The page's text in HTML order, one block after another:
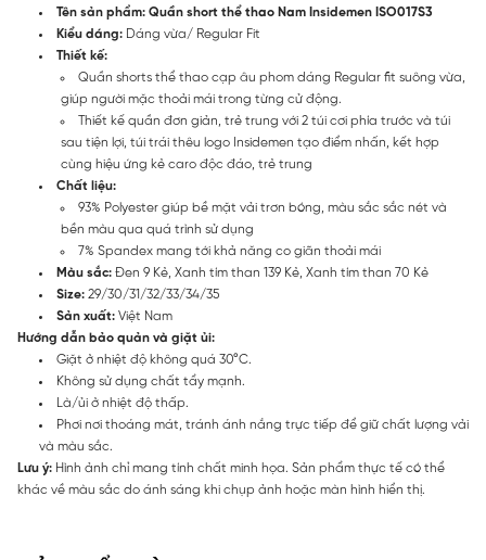
Tên sản phẩm: Quần short thể thao Nam Insidemen ISO017S3
Kiểu dáng: Dáng vừa/ Regular Fit
Thiết kế:
Quần shorts thể thao cạp âu phom dáng Regular fit suông vừa,
giúp người mặc thoải mái trong từng cử động.
Thiết kế quần đơn giản, trẻ trung với 2 túi cơi phía trước và túi
sau tiện lợi, túi trái thêu logo Insidemen tạo điểm nhấn, kết hợp
cùng hiệu ứng kẻ caro độc đáo, trẻ trung
Chất liệu:
93% Polyester giúp bề mặt vải trơn bóng, màu sắc sắc nét và
bền màu qua quá trình sử dụng
7% Spandex mang tới khả năng co giãn thoải mái
Màu sắc: Đen 9 Kẻ, Xanh tím than 139 Kẻ, Xanh tím than 70 Kẻ
Size: 29/30/31/32/33/34/35
Sản xuất: Việt Nam
Hướng dẫn bảo quản và giặt ủi:
Giặt ở nhiệt độ không quá 30°C.
Không sử dụng chất tẩy mạnh.
Là/ủi ở nhiệt độ thấp.
Phơi nơi thoáng mát, tránh ánh nắng trực tiếp để giữ chất lượng vải
và màu sắc.
Lưu ý: Hình ảnh chỉ mang tính chất minh họa. Sản phẩm thực tế có thể
khác về màu sắc do ánh sáng khi chụp ảnh hoặc màn hình hiển thị.